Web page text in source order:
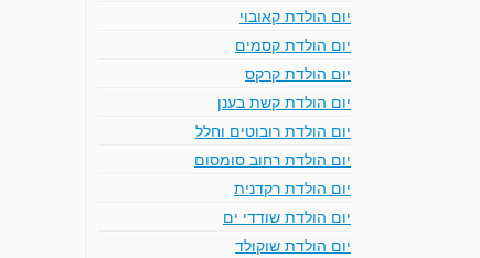
יום הולדת קאובוי
יום הולדת קסמים
יום הולדת קרקס
יום הולדת קשת בענן
יום הולדת רובוטים וחלל
יום הולדת רחוב סומסום
יום הולדת רקדנית
יום הולדת שודדי ים
יום הולדת שוקולד